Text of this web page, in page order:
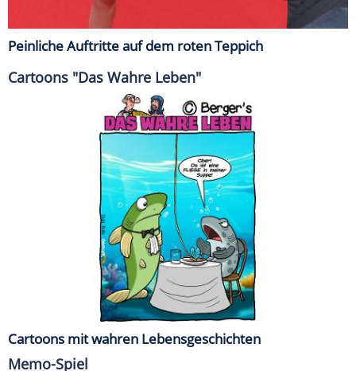
Peinliche Auftritte auf dem roten Teppich
Cartoons "Das Wahre Leben"
Cartoons mit wahren Lebensgeschichten
Memo-Spiel